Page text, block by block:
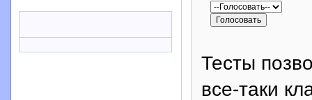
Тесты
все-таки